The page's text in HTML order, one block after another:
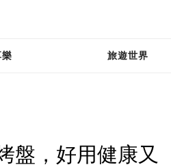
旅遊世界
盤，好用健康又